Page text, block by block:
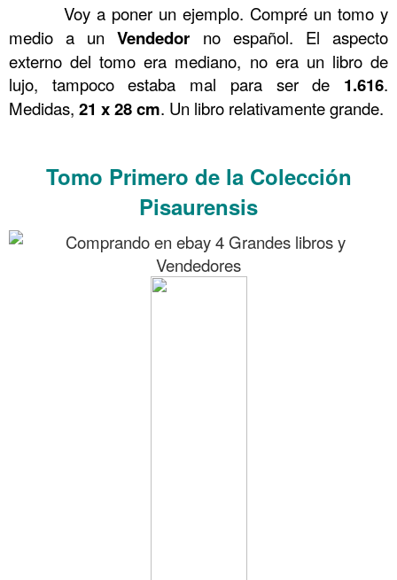
Voy a poner un ejemplo. Compré un tomo y
medio a unVendedor no español. El aspecto
externo del tomo era mediano, no era un libro de
lujo, tampoco estaba mal para ser de 1.616.
Medidas, 21 x28cm. Un libro relativamente grande.
Tomo Primero de la Colección
Pisaurensis